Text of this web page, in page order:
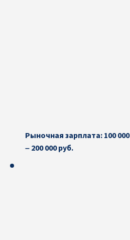
Рыночная зарплата: 100 000
– 200 000 руб.